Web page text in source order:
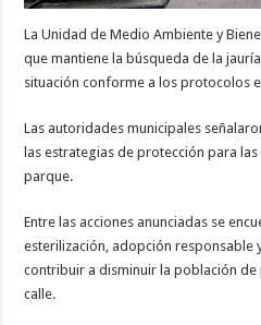
La Unidad de Medio Ambiente y
que mantiene la búsqueda de la
situación conforme a los protocolos
Las autoridades municipales
las estrategias de protección para
parque.
Entre las acciones anunciadas se
esterilización, adopción responsable
contribuir a disminuir la población
calle.